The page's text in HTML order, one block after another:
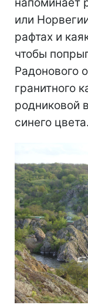
напоминает
или
рафтах и
чтобы
Радонового
гранитного
родниковой
синего цвета.